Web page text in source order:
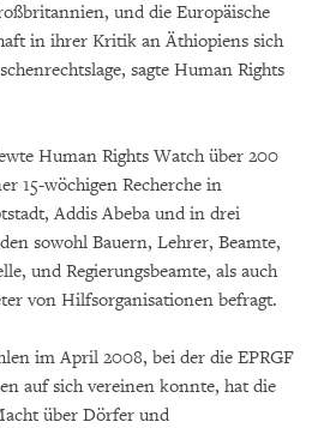
und die Europäische
in ihrer Kritik an Äthiopiens sich
sagte Human Rights
Human Rights Watch über 200
15-wöchigen Recherche in
Addis Abeba und in drei
sowohl Bauern, Lehrer, Beamte,
und Regierungsbeamte, als auch
von Hilfsorganisationen befragt.
im April 2008, bei der die EPRGF
auf sich vereinen konnte, hat die
über Dörfer und